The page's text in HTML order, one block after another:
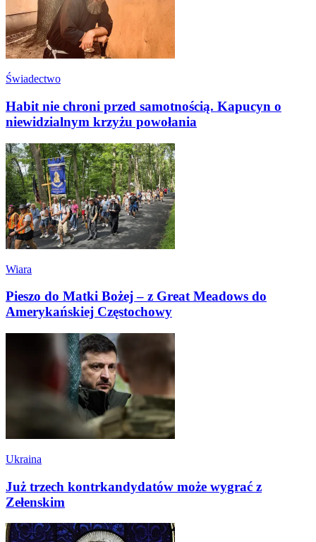
Świadectwo
Habit nie chroni przed samotnością. Kapucyn o
niewidzialnym krzyżu powołania
Wiara
Pieszo do Matki Bożej – z Great Meadows do
Amerykańskiej Częstochowy
Ukraina
Już trzech kontrkandydatów może wygrać z
Zełenskim